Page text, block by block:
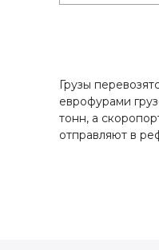
Грузы
еврофурами
тонн, а
отправляют в